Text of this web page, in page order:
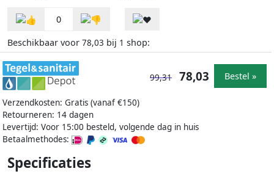
0
Beschikbaar voor 78,03 bij 1 shop:
Verzendkosten: Gratis (vanaf €150)
Retourneren: 14 dagen
Levertijd: Voor 15:00 besteld, volgende dag in huis
Betaalmethodes:
99,31 78,03 Bestel »
Specificaties